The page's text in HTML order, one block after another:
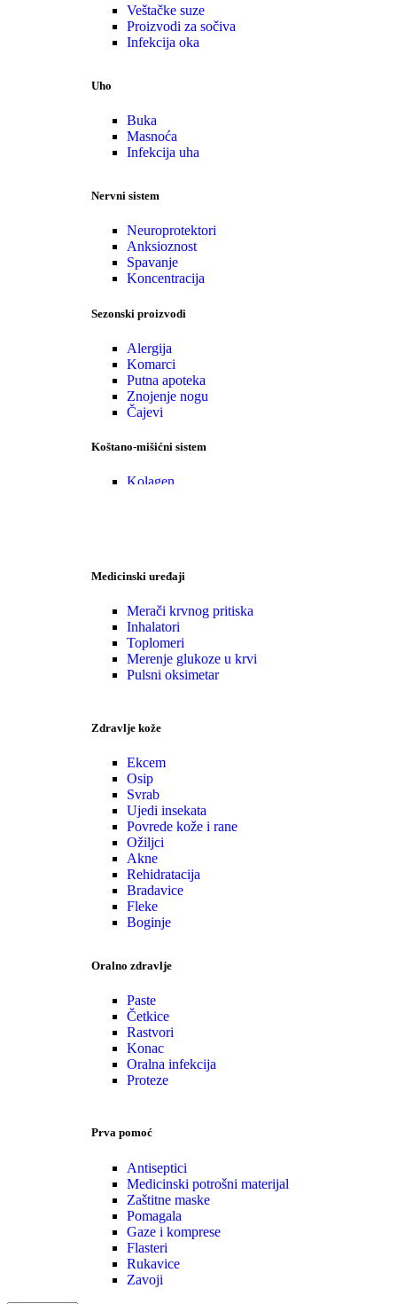
Veštačke suze
Proizvodi za sočiva
Infekcija oka
Uho
Buka
Masnoća
Infekcija uha
Nervni sistem
Neuroprotektori
Anksioznost
Spavanje
Koncentracija
Sezonski proizvodi
Alergija
Komarci
Putna apoteka
Znojenje nogu
Čajevi
Koštano-mišićni sistem
Kolagen
Medicinski uređaji
Merači krvnog pritiska
Inhalatori
Toplomeri
Merenje glukoze u krvi
Pulsni oksimetar
Zdravlje kože
Ekcem
Osip
Svrab
Ujedi insekata
Povrede kože i rane
Ožiljci
Akne
Rehidratacija
Bradavice
Fleke
Boginje
Oralno zdravlje
Paste
Četkice
Rastvori
Konac
Oralna infekcija
Proteze
Prva pomoć
Antiseptici
Medicinski potrošni materijal
Zaštitne maske
Pomagala
Gaze i komprese
Flasteri
Rukavice
Zavoji